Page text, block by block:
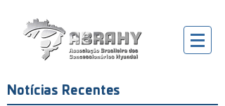
Notícias Recentes